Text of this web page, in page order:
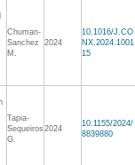
Chuman-
Sanchez
M.
2024
10.1016/J.CO
NX.2024.1001
15
Tapia-
Sequeiros
G.
2024
10.1155/2024/
8839880